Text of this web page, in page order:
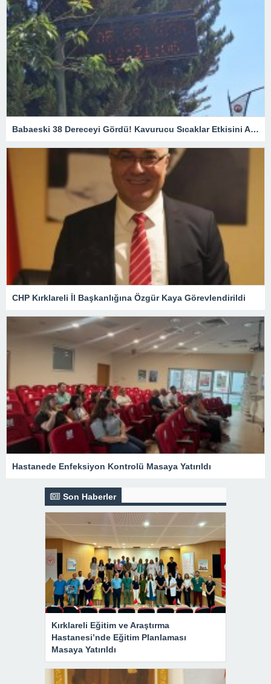
Babaeski 38 Dereceyi Gördü! Kavurucu Sıcaklar Etkisini Artırıyor
CHP Kırklareli İl Başkanlığına Özgür Kaya Görevlendirildi
Hastanede Enfeksiyon Kontrolü Masaya Yatırıldı
Son Haberler
Kırklareli Eğitim ve Araştırma
Hastanesi’nde Eğitim Planlaması
Masaya Yatırıldı